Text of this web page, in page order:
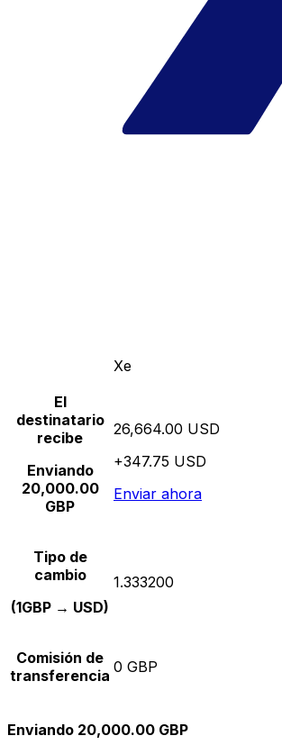
Xe
El
destinatario
recibe
Enviando
20,000.00
GBP
26,664.00 USD
+347.75 USD
Enviar ahora
Tipo de
cambio
(1GBP → USD)
1.333200
Comisión de
transferencia 0 GBP
Enviando 20,000.00 GBP